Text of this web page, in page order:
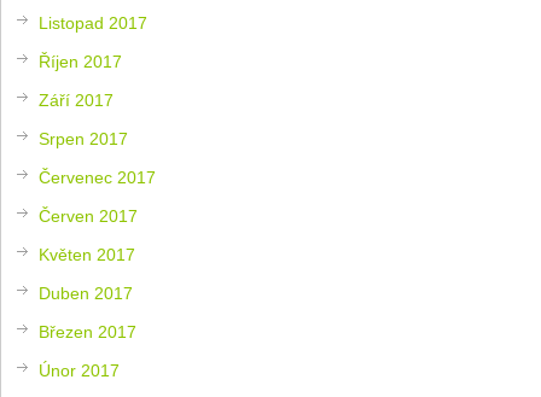
Listopad 2017
Říjen 2017
Září 2017
Srpen 2017
Červenec 2017
Červen 2017
Květen 2017
Duben 2017
Březen 2017
Únor 2017